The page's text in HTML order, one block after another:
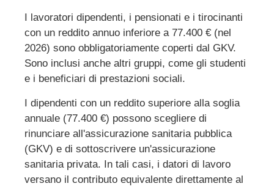
I lavoratori dipendenti, i pensionati e i tirocinanti
con un reddito annuo inferiore a 77.400 € (nel
2026) sono obbligatoriamente coperti dal GKV.
Sono inclusi anche altri gruppi, come gli studenti
e i beneficiari di prestazioni sociali.
I dipendenti con un reddito superiore alla soglia
annuale (77.400 €) possono scegliere di
rinunciare all'assicurazione sanitaria pubblica
(GKV) e di sottoscrivere un'assicurazione
sanitaria privata. In tali casi, i datori di lavoro
versano il contributo equivalente direttamente al